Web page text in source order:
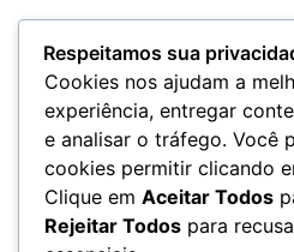
Termos e
LGPD
Respeitamos sua
Cookies nos ajudam a
experiência, entregar
e analisar o tráfego. Você
cookies permitir clicando
Clique em Aceitar Todos
Rejeitar Todos para